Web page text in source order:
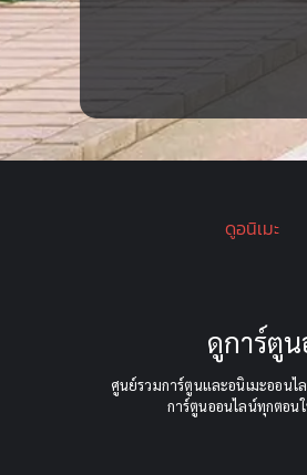
ดูอนิเมะ
ดูการ์ตู
ศูนย์รวมการ์ตูนและอนิเมะออนไ
การ์ตูนออนไลน์ทุกตอน